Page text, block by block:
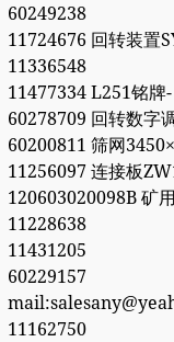
60249238
11724676 回转装置
11336548
11477334 L251铭牌-
60278709 回转数字
60200811 筛网
11256097 连接板
120603020098B 矿
11228638
11431205
60229157
11162750